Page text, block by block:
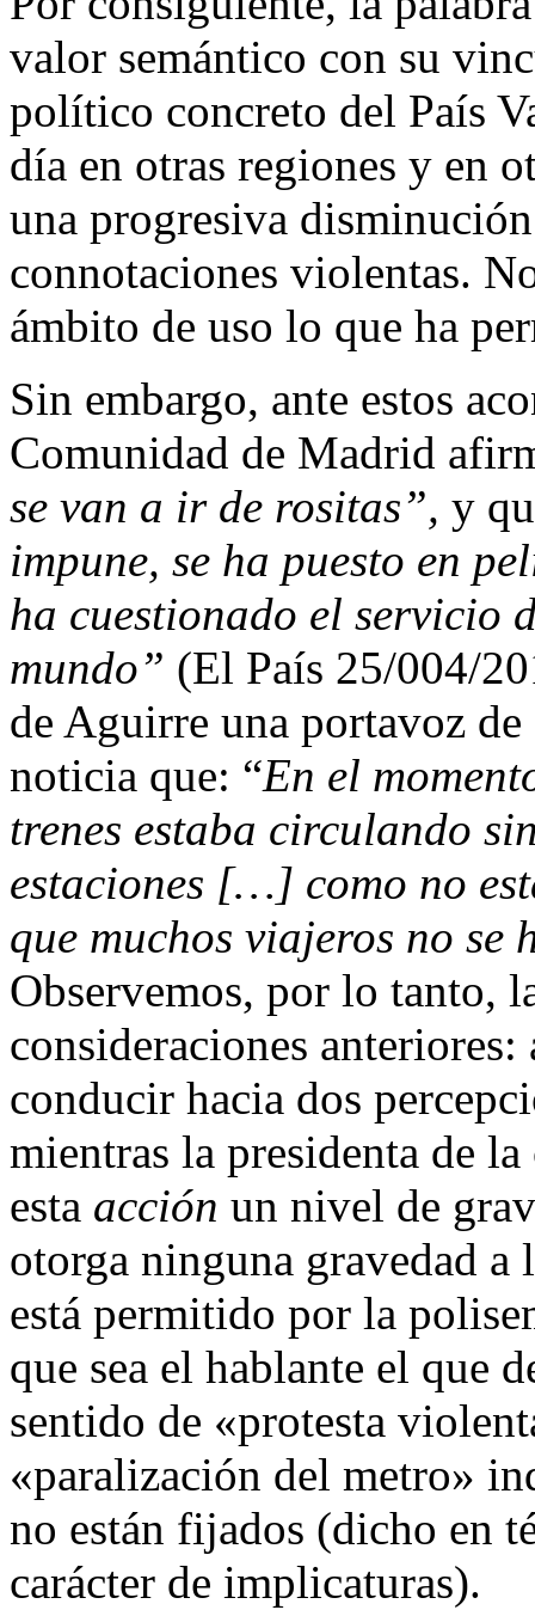
valor semántico con su
político concreto del País
día en otras regiones y en
una progresiva
connotaciones violentas.
ámbito de uso lo que ha
Sin embargo, ante estos
Comunidad de Madrid
se van a ir de rositas”, y
impune, se ha puesto en
ha cuestionado el servicio
mundo” (El País 25/004/
de Aguirre una portavoz
noticia que: “En el
trenes estaba circulando
estaciones […] como no
que muchos viajeros no se
Observemos, por lo tanto,
consideraciones
conducir hacia dos
mientras la presidenta de
esta acción un nivel de
otorga ninguna gravedad a
está permitido por la
que sea el hablante el que
sentido de «protesta
«paralización del metro»
no están fijados (dicho en
carácter de implicaturas).